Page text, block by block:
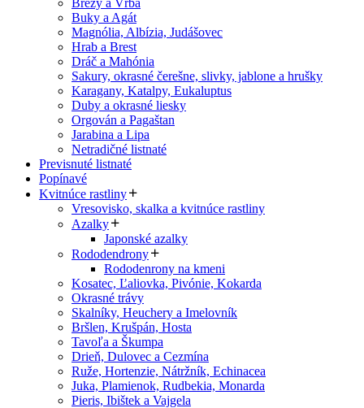
Buky a Agát
Magnólia, Albízia, Judášovec
Hrab a Brest
Dráč a Mahónia
Sakury, okrasné čerešne, slivky, jablone a hrušky
Karagany, Katalpy, Eukaluptus
Duby a okrasné liesky
Orgován a Pagaštan
Jarabina a Lipa
Netradičné listnaté
Previsnuté listnaté
Popínavé
Kvitnúce rastliny
Vresovisko, skalka a kvitnúce rastliny
Azalky
Japonské azalky
Rododendrony
Rododenrony na kmeni
Kosatec, Ľaliovka, Pivónie, Kokarda
Okrasné trávy
Skalníky, Heuchery a Imelovník
Bršlen, Krušpán, Hosta
Tavoľa a Škumpa
Drieň, Dulovec a Cezmína
Ruže, Hortenzie, Nátržník, Echinacea
Juka, Plamienok, Rudbekia, Monarda
Pieris, Ibištek a Vajgela